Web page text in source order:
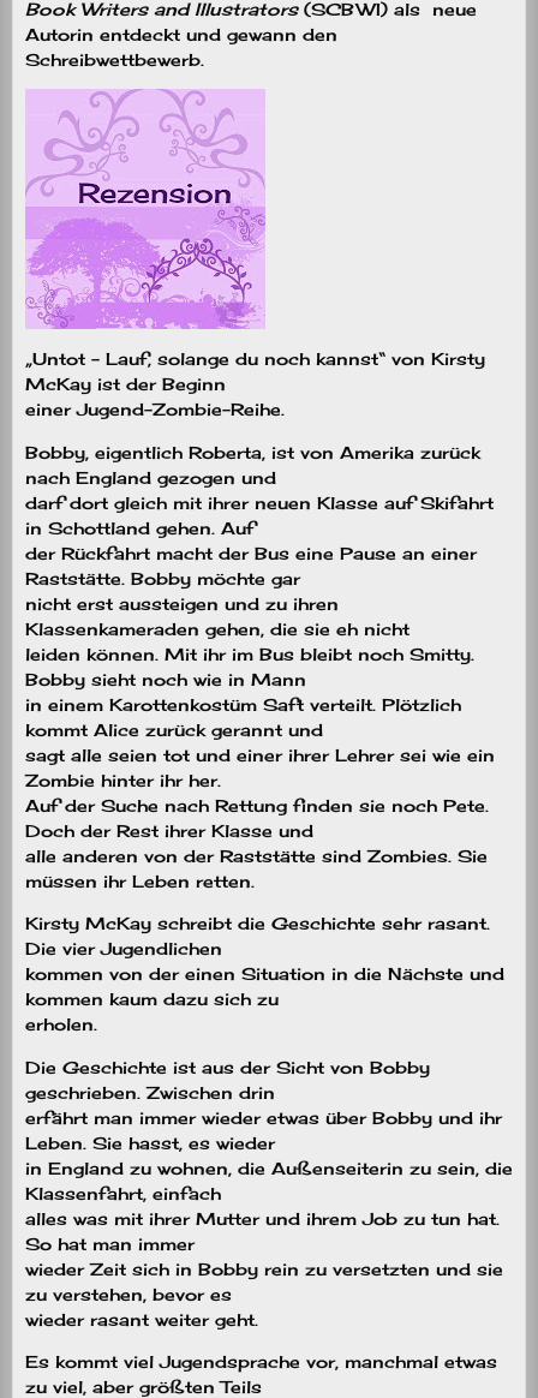
Book Writers and Illustrators (SCBWI) als neue
Autorin entdeckt und gewann den
Schreibwettbewerb.
„Untot – Lauf, solange du noch kannst“ von Kirsty
McKay ist der Beginn
einer Jugend-Zombie-Reihe.
Bobby, eigentlich Roberta, ist von Amerika zurück
nach England gezogen und
darf dort gleich mit ihrer neuen Klasse auf Skifahrt
in Schottland gehen. Auf
der Rückfahrt macht der Bus eine Pause an einer
Raststätte. Bobby möchte gar
nicht erst aussteigen und zu ihren
Klassenkameraden gehen, die sie eh nicht
leiden können. Mit ihr im Bus bleibt noch Smitty.
Bobby sieht noch wie in Mann
in einem Karottenkostüm Saft verteilt. Plötzlich
kommt Alice zurück gerannt und
sagt alle seien tot und einer ihrer Lehrer sei wie ein
Zombie hinter ihr her.
Auf der Suche nach Rettung finden sie noch Pete.
Doch der Rest ihrer Klasse und
alle anderen von der Raststätte sind Zombies. Sie
müssen ihr Leben retten.
Kirsty McKay schreibt die Geschichte sehr rasant.
Die vier Jugendlichen
kommen von der einen Situation in die Nächste und
kommen kaum dazu sich zu
erholen.
Die Geschichte ist aus der Sicht von Bobby
geschrieben. Zwischen drin
erfährt man immer wieder etwas über Bobby und ihr
Leben. Sie hasst, es wieder
in England zu wohnen, die Außenseiterin zu sein, die
Klassenfahrt, einfach
alles was mit ihrer Mutter und ihrem Job zu tun hat.
So hat man immer
wieder Zeit sich in Bobby rein zu versetzten und sie
zu verstehen, bevor es
wieder rasant weiter geht.
Es kommt viel Jugendsprache vor, manchmal etwas
zu viel, aber größten Teils